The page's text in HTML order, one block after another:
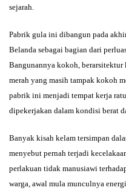
sejarah.
Pabrik gula ini dibangun pada
Belanda sebagai bagian dari
Bangunannya kokoh, berarsitektur
merah yang masih tampak kokoh
pabrik ini menjadi tempat kerja
dipekerjakan dalam kondisi berat
Banyak kisah kelam tersimpan
menyebut pernah terjadi
perlakuan tidak manusiawi
warga, awal mula munculnya